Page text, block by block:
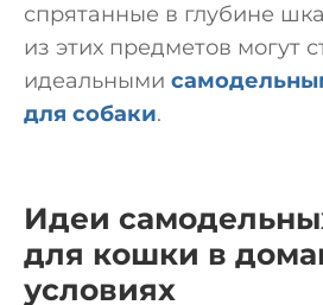
спрятанные в глубине
из этих предметов могут
идеальными
для собаки.
Идеи
для кошки в
условиях